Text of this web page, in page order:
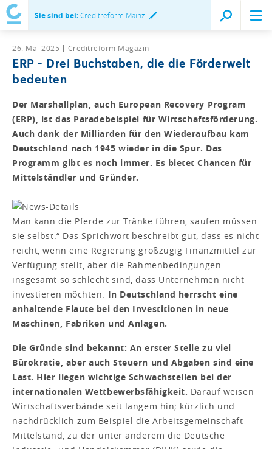
Sie sind bei:Creditreform Mainz
26. Mai 2025 Creditreform Magazin
ERP - Drei Buchstaben, die die Förderwelt
bedeuten
Der Marshallplan, auch European Recovery Program
(ERP), ist das Paradebeispiel für Wirtschaftsförderung.
Auch dank der Milliarden für den Wiederaufbau kam
Deutschland nach 1945 wieder in die Spur. Das
Programm gibt es noch immer. Es bietet Chancen für
Mittelständler und Gründer.
Man kann die Pferde zur Tränke führen, saufen müssen
sie selbst.“ Das Sprichwort beschreibt gut, dass es nicht
reicht, wenn eine Regierung großzügig Finanzmittel zur
Verfügung stellt, aber die Rahmenbedingungen
insgesamt so schlecht sind, dass Unternehmen nicht
investieren möchten. In Deutschland herrscht eine
anhaltende Flaute bei den Investitionen in neue
Maschinen, Fabriken und Anlagen.
Die Gründe sind bekannt: An erster Stelle zu viel
Bürokratie, aber auch Steuern und Abgaben sind eine
Last. Hier liegen wichtige Schwachstellen bei der
internationalen Wettbewerbsfähigkeit. Darauf weisen
Wirtschaftsverbände seit langem hin; kürzlich und
nachdrücklich zum Beispiel die Arbeitsgemeinschaft
Mittelstand, zu der unter anderem die Deutsche